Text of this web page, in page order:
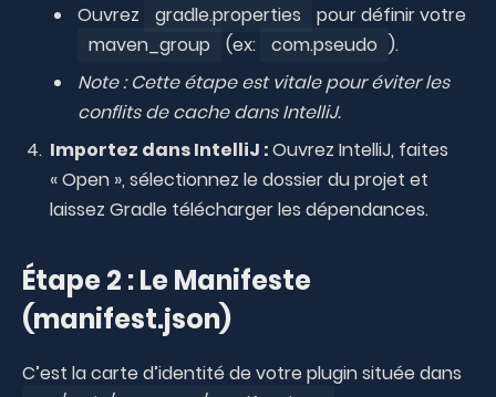
Ouvrez
gradle.properties
pour définir votre
maven_group
(ex: com.pseudo ).
Note : Cette étape est vitale pour éviter les
conflits de cache dans IntelliJ.
Importez dans IntelliJ :Ouvrez IntelliJ, faites
« Open », sélectionnez le dossier du projet et
laissez Gradle télécharger les dépendances.
Étape 2 : Le Manifeste
(manifest.json)
C’est la carte d’identité de votre plugin située dans